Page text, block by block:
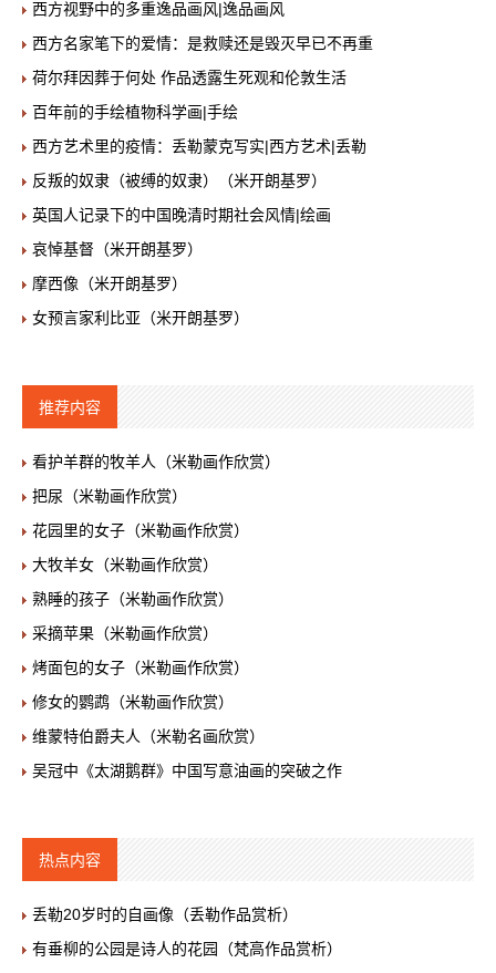
西方视野中的多重逸品画风|逸品画风
西方名家笔下的爱情：是救赎还是毁灭早已不再重
荷尔拜因葬于何处 作品透露生死观和伦敦生活
百年前的手绘植物科学画|手绘
西方艺术里的疫情：丢勒蒙克写实|西方艺术|丢勒
反叛的奴隶（被缚的奴隶）（米开朗基罗）
英国人记录下的中国晚清时期社会风情|绘画
哀悼基督（米开朗基罗）
摩西像（米开朗基罗）
女预言家利比亚（米开朗基罗）
推荐内容
看护羊群的牧羊人（米勒画作欣赏）
把尿（米勒画作欣赏）
花园里的女子（米勒画作欣赏）
大牧羊女（米勒画作欣赏）
熟睡的孩子（米勒画作欣赏）
采摘苹果（米勒画作欣赏）
烤面包的女子（米勒画作欣赏）
修女的鹦鹉（米勒画作欣赏）
维蒙特伯爵夫人（米勒名画欣赏）
吴冠中《太湖鹅群》中国写意油画的突破之作
热点内容
丢勒20岁时的自画像（丢勒作品赏析）
有垂柳的公园是诗人的花园（梵高作品赏析）